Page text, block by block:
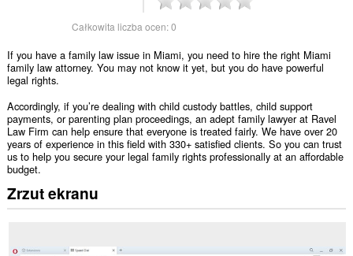
Całkowita liczba ocen:0
If you have a family law issue in Miami, you need to hire the right Miami
family law attorney. You may not know it yet, but you do have powerful
legal rights.
Accordingly, if you’re dealing with child custody battles, child support
payments, or parenting plan proceedings, an adept family lawyer at Ravel
Law Firm can help ensure that everyone is treated fairly. We have over 20
years of experience in this field with 330+ satisfied clients. So you can trust
us to help you secure your legal family rights professionally at an affordable
budget.
Zrzut ekranu